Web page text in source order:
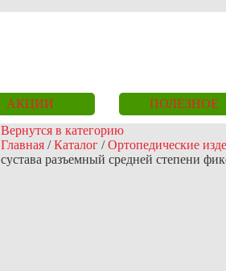
АКЦИИ ПОЛЕЗНОЕ
Вернутся в категорию
Главная/Каталог/Ортопедические
сустава разъемный средней степени